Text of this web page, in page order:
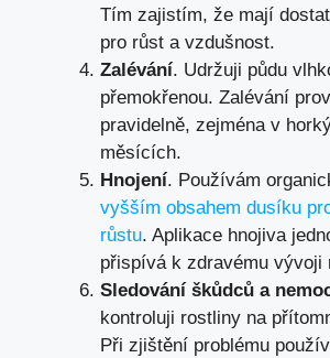
Tím zajistím, že mají
pro růst a vzdušnost.
Zalévání. Udržuji půdu
přemokřenou. Zalévání
pravidelně, zejména v
měsících.
Hnojení. Používám
vyšším obsahem dusíku
růstu. Aplikace hnojiva
přispívá k zdravému vývoji
Sledování škůdců a
kontroluji rostliny na
Při zjištění problému